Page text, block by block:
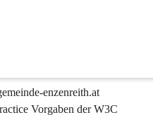
enzenreith.at
Vorgaben der W3C